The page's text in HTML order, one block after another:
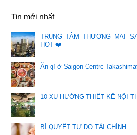
Tin mới nhất
TRUNG TÂM THƯƠNG MẠI
HOT ❤️
Ăn gì ở Saigon Centre
10 XU HƯỚNG THIẾT KẾ NỘI
BÍ QUYẾT TỰ DO TÀI CHÍNH